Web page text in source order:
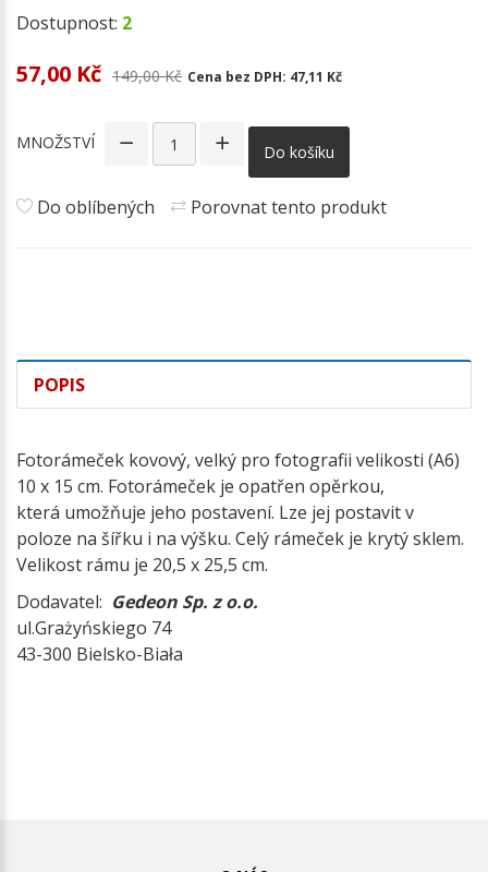
Dostupnost: 2
57,00 Kč 149,00 Kč Cena bez DPH: 47,11 Kč
MNOŽSTVÍ Do košíku
Do oblíbených Porovnat tento produkt
POPIS
Fotorámeček kovový, velký pro fotografii velikosti (A6)
10 x 15 cm. Fotorámeček je opatřen opěrkou,
která umožňuje jeho postavení. Lze jej postavit v
poloze na šířku i na výšku. Celý rámeček je krytý sklem.
Velikost rámu je 20,5 x 25,5 cm.
Dodavatel: Gedeon Sp. z o.o.
ul.Grażyńskiego 74
43-300 Bielsko-Biała